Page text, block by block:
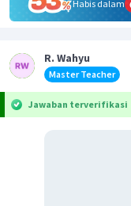
Habis dalam
R. Wahyu
Master Teacher
Jawaban terverifikasi